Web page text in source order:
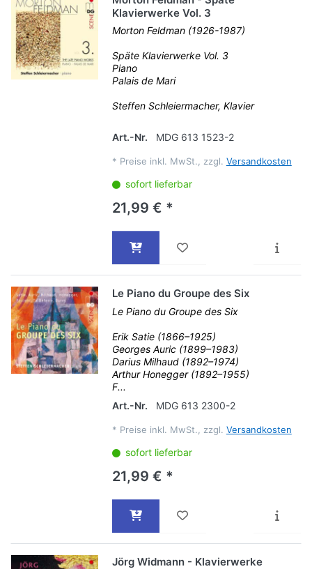
Klavierwerke Vol. 3
Morton Feldman (1926-1987)
Späte Klavierwerke Vol. 3
Piano
Palais de Mari
Steffen Schleiermacher, Klavier
Art.-Nr. MDG 613 1523-2
* Preise inkl. MwSt., zzgl. Versandkosten
sofort lieferbar
21,99 € *
Le Piano du Groupe des Six
Le Piano du Groupe des Six
Erik Satie (1866–1925)
Georges Auric (1899–1983)
Darius Milhaud (1892–1974)
Arthur Honegger (1892–1955)
F...
Art.-Nr.
MDG 613 2300-2
* Preise inkl. MwSt., zzgl. Versandkosten
sofort lieferbar
21,99 € *
Jörg Widmann - Klavierwerke